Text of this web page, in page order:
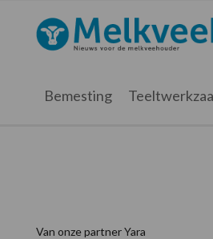
hoofdnavigatie
hoofd
eerste
voettekst
Melkveebedrijf.nl
Bemesting
Van onze partner Yara